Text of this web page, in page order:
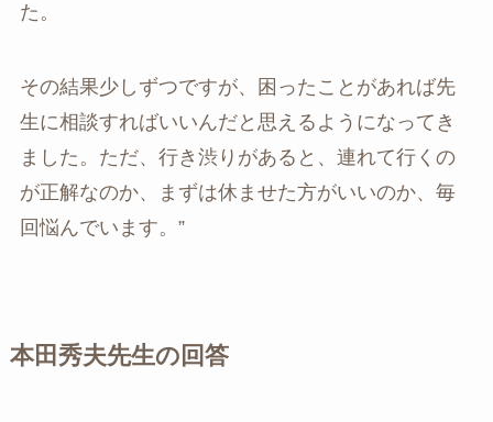
た。
その結果少しずつですが、困ったことがあれば先
生に相談すればいいんだと思えるようになってき
ました。ただ、行き渋りがあると、連れて行くの
が正解なのか、まずは休ませた方がいいのか、毎
回悩んでいます。”
本田秀夫先生の回答